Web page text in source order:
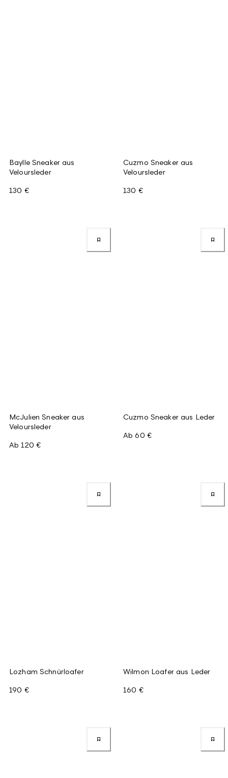
Baylle Sneaker aus
Veloursleder
130 €
Cuzmo Sneaker aus
Veloursleder
130 €
McJulien Sneaker aus
Veloursleder
Ab 120 €
Cuzmo Sneaker aus Leder
Ab 60 €
Lozham Schnürloafer
190 €
Wilmon Loafer aus Leder
160 €